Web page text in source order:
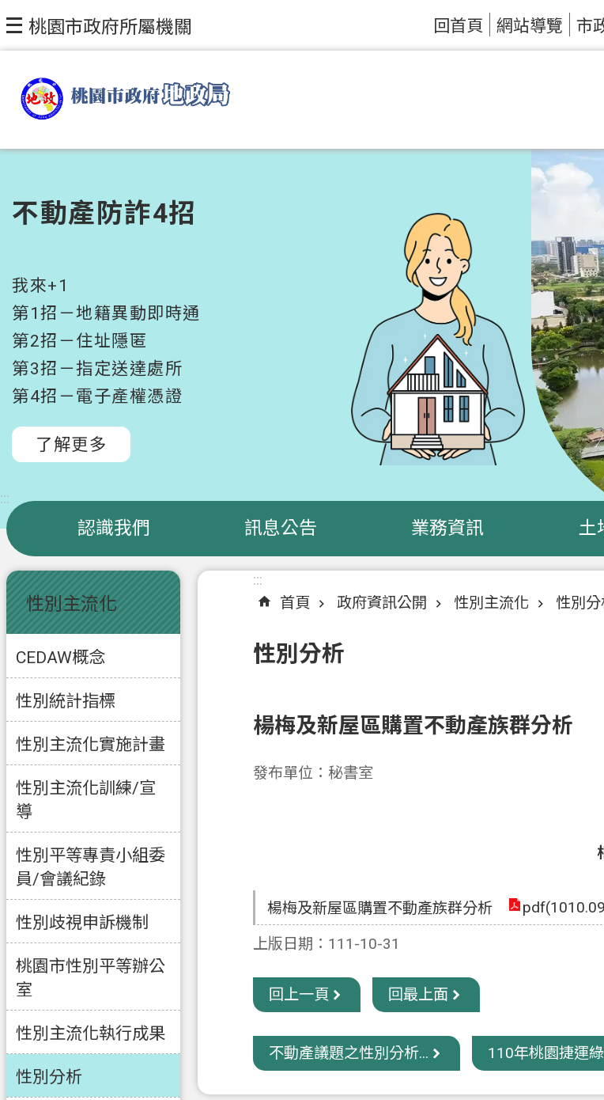
跳到主要內容區塊
桃園市政府所屬機關 回首頁 網站導覽 市
不動產防詐4招
我來+1
第1招－地籍異動即時通
第2招－住址隱匿
第3招－指定送達處所
第4招－電子產權憑證
了解更多
:::
認識我們 訊息公告 業務資訊 土
:::
性別主流化
CEDAW概念
性別統計指標
性別主流化實施計畫
性別主流化訓練/宣
導
性別平等專責小組委
員/會議紀錄
性別歧視申訴機制
桃園市性別平等辦公
室
性別主流化執行成果
性別分析
:::
首頁
政府資訊公開 性別主流化 性別
性別分析
楊梅及新屋區購置不動產族群分析
發布單位：秘書室
楊梅及新屋區購置不動產族群分析
上版日期：111-10-31
回上一頁 回最上面
不動產議題之性別分析... 110年桃園捷運